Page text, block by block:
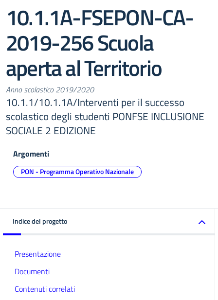
10.1.1A-FSEPON-CA-
2019-256 Scuola
aperta al Territorio
Anno scolastico 2019/2020
10.1.1/10.1.1A/Interventi per il successo
scolastico degli studenti PONFSE INCLUSIONE
SOCIALE 2 EDIZIONE
Argomenti
PON - Programma Operativo Nazionale
Indice del progetto
Presentazione
Documenti
Contenuti correlati